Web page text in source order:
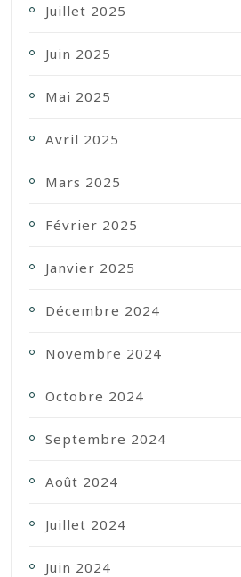
Juillet 2025
Juin 2025
Mai 2025
Avril 2025
Mars 2025
Février 2025
Janvier 2025
Décembre 2024
Novembre 2024
Octobre 2024
Septembre 2024
Août 2024
Juillet 2024
Juin 2024